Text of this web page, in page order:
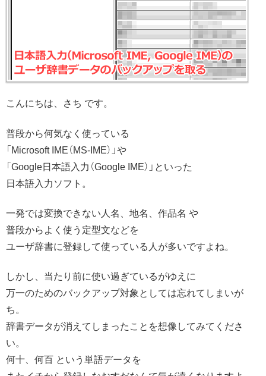
こんにちは、さち です。
普段から何気なく使っている
「Microsoft IME（MS-IME）」や
「Google日本語入力（Google IME）」といった
日本語入力ソフト。
一発では変換できない人名、地名、作品名 や
普段からよく使う定型文などを
ユーザ辞書に登録して使っている人が多いですよね。
しかし、当たり前に使い過ぎているがゆえに
万一のためのバックアップ対象としては忘れてしまいが
ち。
辞書データが消えてしまったことを想像してみてくださ
い。
何十、何百 という単語データを